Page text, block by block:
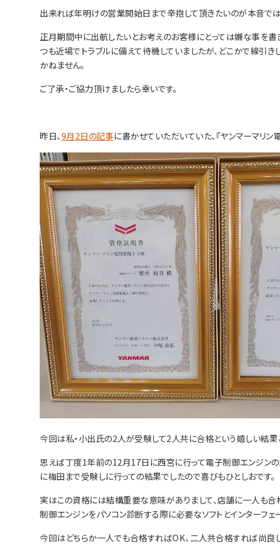
出来れば年明けの営業開始日まで辛抱して頂きたいのが本音では
正月期間中に出航したいとお考えのお客様にとっては嫌な事を書
つも近場でトラブルに備えて待機していましたが、どこかで線引
かねません。
ご了承・ご協力頂けましたら幸いです。
昨日、9月2日の記事に書かせていただいていた、『ヤンマーマリ
今回は私・小出氏の2人が受験して2人共に合格という嬉しい結果
思えば丁度1年前の12月17日に西宮に行って電子制御エンジン
に梅田まで受験しに行っての結果でしたので喜びもひとしおです。
実はこの資格には結構重要な意味がありまして、店舗に一人も合
制御エンジンをパソコン診断する際に必要なソフトとインターフェ
今回はどちらか一人でも合格すればOK、二人共合格すれば尚良